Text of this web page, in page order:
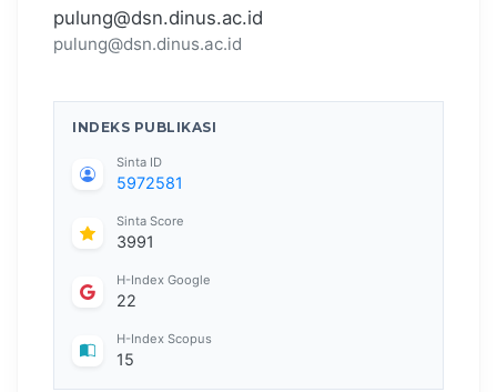
pulung@dsn.dinus.ac.id
pulung@dsn.dinus.ac.id
INDEKS PUBLIKASI
Sinta ID
5972581
Sinta Score
3991
H-Index Google
22
H-Index Scopus
15